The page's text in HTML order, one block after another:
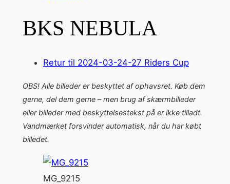
BKS NEBULA
Retur til 2024-03-24-27 Riders Cup
OBS! Alle billeder er beskyttet af ophavsret. Køb dem
gerne, del dem gerne – men brug af skærmbilleder
eller billeder med beskyttelsestekst på er ikke tilladt.
Vandmærket forsvinder automatisk, når du har købt
billedet.
MG_9215